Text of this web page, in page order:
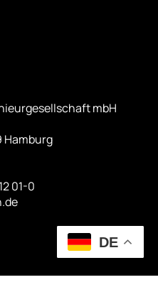
mbH
Hamburg
01-0
DE